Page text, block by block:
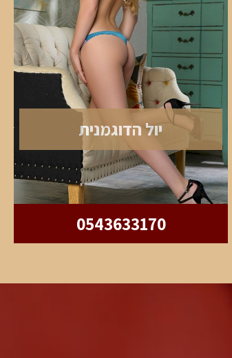
יול הדוגמנית
0543633170